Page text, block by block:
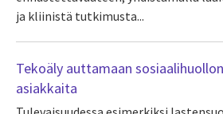
ja kliinistä tutkimusta...
Tekoäly auttamaan
asiakkaita